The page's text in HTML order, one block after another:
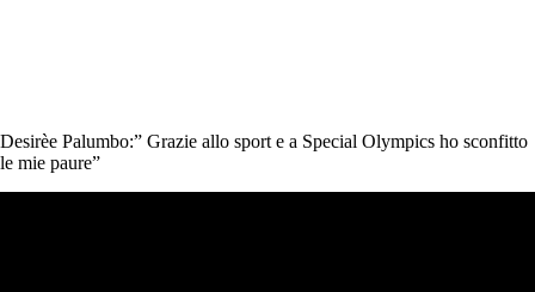
Desirèe Palumbo:” Grazie allo sport e a Special Olympics ho sconfitto
le mie paure”